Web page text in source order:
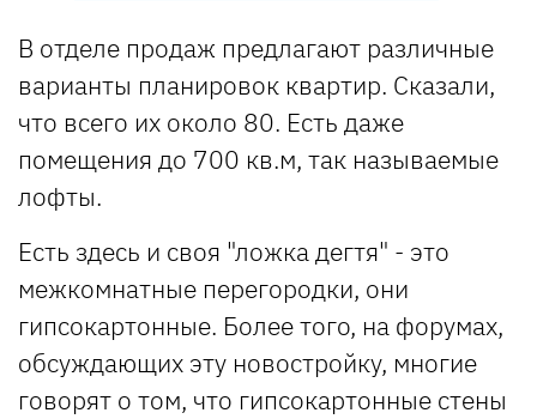
В отделе продаж предлагают различные
варианты планировок квартир. Сказали,
что всего их около 80. Есть даже
помещения до 700 кв.м, так называемые
лофты.
Есть здесь и своя "ложка дегтя" - это
межкомнатные перегородки, они
гипсокартонные. Более того, на форумах,
обсуждающих эту новостройку, многие
говорят о том, что гипсокартонные стены